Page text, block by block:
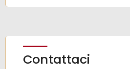
Contattaci